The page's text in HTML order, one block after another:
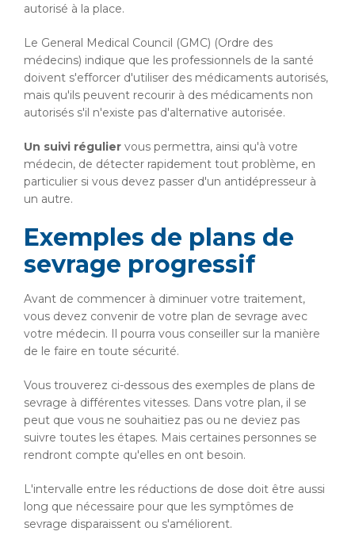
autorisé à la place.
Le General Medical Council (GMC) (Ordre des
médecins) indique que les professionnels de la santé
doivent s'efforcer d'utiliser des médicaments autorisés,
mais qu'ils peuvent recourir à des médicaments non
autorisés s'il n'existe pas d'alternative autorisée.
Un suivi régulier vous permettra, ainsi qu'à votre
médecin, de détecter rapidement tout problème, en
particulier si vous devez passer d'un antidépresseur à
un autre.
Exemples de plans de
sevrage progressif
Avant de commencer à diminuer votre traitement,
vous devez convenir de votre plan de sevrage avec
votre médecin. Il pourra vous conseiller sur la manière
de le faire en toute sécurité.
Vous trouverez ci-dessous des exemples de plans de
sevrage à différentes vitesses. Dans votre plan, il se
peut que vous ne souhaitiez pas ou ne deviez pas
suivre toutes les étapes. Mais certaines personnes se
rendront compte qu'elles en ont besoin.
L'intervalle entre les réductions de dose doit être aussi
long que nécessaire pour que les symptômes de
sevrage disparaissent ou s'améliorent.